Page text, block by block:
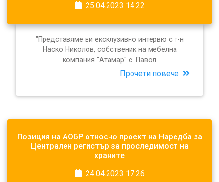
25.04.2023 14:22
"Представяме ви ексклузивно интервю с г-н
Наско Николов, собственик на мебелна
компания "Атамар" с. Павол
Прочети повече
Позиция на АОБР относно проект на Наредба за
Централен регистър за проследимост на
храните
24.04.2023 17:26